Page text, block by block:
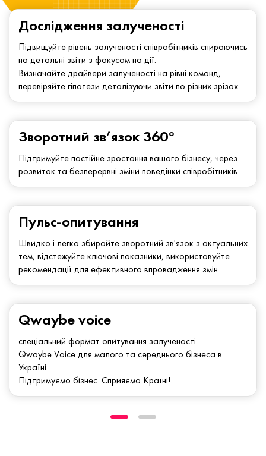
Дослідження залученості
Підвищуйте рівень залученості співробітників спираючись
на детальні звіти з фокусом на дії.
Визначайте драйвери залученості на рівні команд,
перевіряйте гіпотези деталізуючи звіти по різних зрізах
Зворотний зв’язок 360°
Підтримуйте постійне зростання вашого бізнесу, через
розвиток та безперервні зміни поведінки співробітників
Qwaybe voice
спеціальний формат опитування залученості.
Qwaybe Voice для малого та середнього бізнеса в
Україні.
Підтримуємо бізнес. Сприяємо Країні!.
Пульс-опитування
Швидко і легко збирайте зворотний зв'язок з актуальних
тем, відстежуйте ключові показники, використовуйте
рекомендації для ефективного впровадження змін.